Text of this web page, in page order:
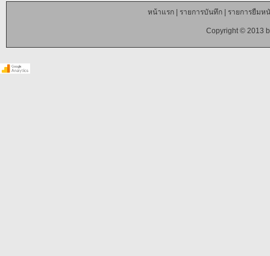
หน้าแรก| รายการบันทึก| รายการยืมห
Copyright © 2013